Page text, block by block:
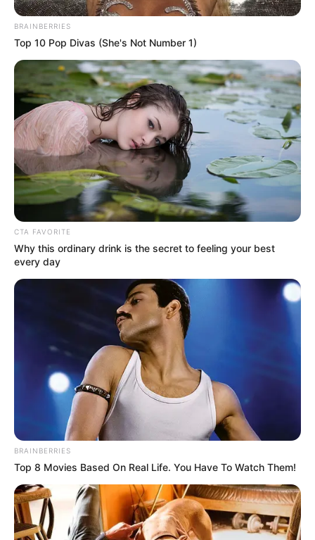
BRAINBERRIES
Top 10 Pop Divas (She's Not Number 1)
CTA FAVORITE
Why this ordinary drink is the secret to feeling your best
every day
BRAINBERRIES
Top 8 Movies Based On Real Life. You Have To Watch Them!